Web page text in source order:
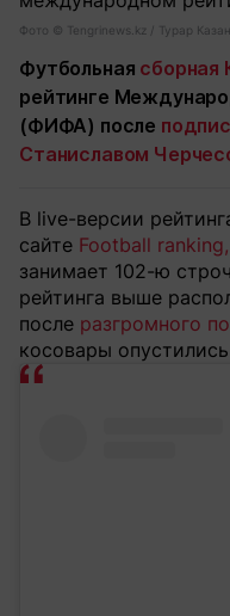
Фото ©️ Tengrinews.kz / Турар
Футбольная сборная
рейтинге
(ФИФА) после
Станиславом
В live-версии
сайте Football ranking,
занимает 102-ю
рейтинга выше
после разгромного
косовары